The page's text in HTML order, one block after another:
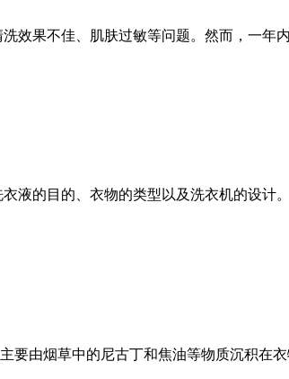
效果不佳、肌肤过敏等问题。然而，一年
液的目的、衣物的类型以及洗衣机的设计
由烟草中的尼古丁和焦油等物质沉积在